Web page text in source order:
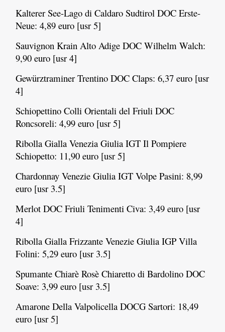
Kalterer See-Lago di Caldaro Sudtirol DOC Erste-
Neue: 4,89 euro [usr 5]
Sauvignon Krain Alto Adige DOC Wilhelm Walch:
9,90 euro [usr 4]
Gewürztraminer Trentino DOC Claps: 6,37 euro [usr
4]
Schiopettino Colli Orientali del Friuli DOC
Roncsoreli: 4,99 euro [usr 5]
Ribolla Gialla Venezia Giulia IGT Il Pompiere
Schiopetto: 11,90 euro [usr 5]
Chardonnay Venezie Giulia IGT Volpe Pasini: 8,99
euro [usr 3.5]
Merlot DOC Friuli Tenimenti Civa: 3,49 euro [usr
4]
Ribolla Gialla Frizzante Venezie Giulia IGP Villa
Folini: 5,29 euro [usr 3.5]
Spumante Chiarè Rosè Chiaretto di Bardolino DOC
Soave: 3,99 euro [usr 3.5]
Amarone Della Valpolicella DOCG Sartori: 18,49
euro [usr 5]